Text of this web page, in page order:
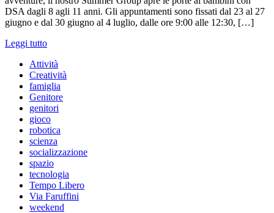
DSA dagli 8 agli 11 anni. Gli appuntamenti sono fissati dal 23 al 27
giugno e dal 30 giugno al 4 luglio, dalle ore 9:00 alle 12:30, […]
Leggi tutto
Attività
Creatività
famiglia
Genitore
genitori
gioco
robotica
scienza
socializzazione
spazio
tecnologia
Tempo Libero
Via Faruffini
weekend